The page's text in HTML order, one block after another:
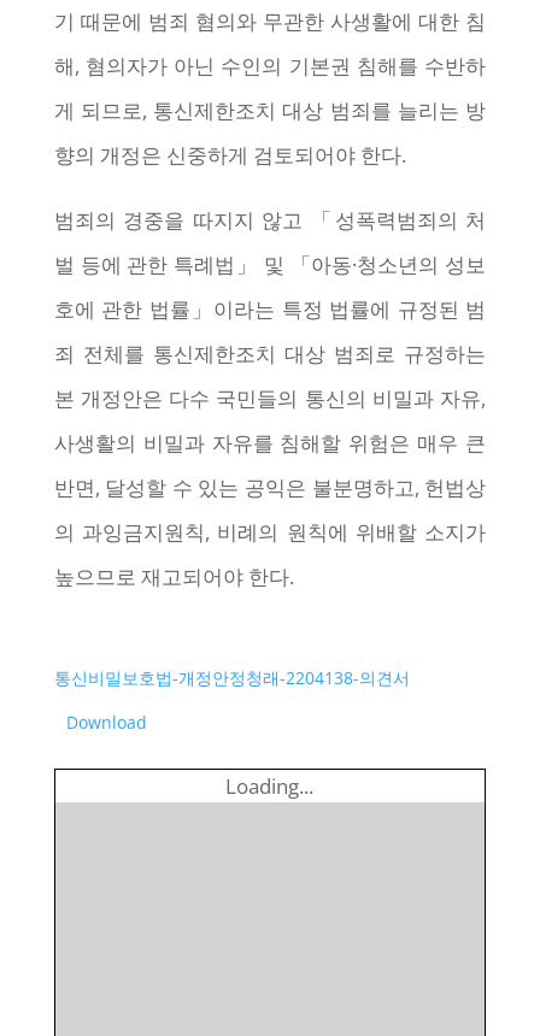
기 때문에 범죄 혐의와 무관한 사생활에 대한 침
해, 혐의자가 아닌 수인의 기본권 침해를 수반하
게 되므로, 통신제한조치 대상 범죄를 늘리는 방
향의 개정은 신중하게 검토되어야 한다.
범죄의 경중을 따지지 않고 「성폭력범죄의 처
벌 등에 관한 특례법」 및 「아동·청소년의 성보
호에 관한 법률」이라는 특정 법률에 규정된 범
죄 전체를 통신제한조치 대상 범죄로 규정하는
본 개정안은 다수 국민들의 통신의 비밀과 자유,
사생활의 비밀과 자유를 침해할 위험은 매우 큰
반면, 달성할 수 있는 공익은 불분명하고, 헌법상
의 과잉금지원칙, 비례의 원칙에 위배할 소지가
높으므로 재고되어야 한다.
통신비밀보호법-개정안정청래-2204138-의견서
Download
Loading...